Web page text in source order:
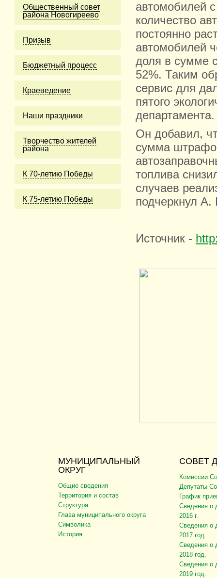
Общественный совет
района Новогиреево
Призыв
Бюджетный процесс
Краеведение
Наши праздники
Творчество жителей
района
К 70-летию Победы
К 75-летию Победы
автомобилей
количество
постоянно
автомобилей
доля в сумме
52%. Таким
сервис для
пятого
департамента.
Он добавил,
сумма
топлива
случаев
подчеркнул А.
Источник -
МУНИЦИПАЛЬНЫЙ
ОКРУГ
Общие сведения
Территория и состав
Структура
Глава муниципального округа
Символика
История
СОВЕТ
Комиссии
Депутаты
График
Сведения о
2016 г.
Сведения о
2017 год.
Сведения о
2018 год.
Сведения о
2019 год.